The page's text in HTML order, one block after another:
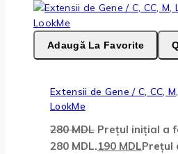
Adaugă La Favorite
Extensii de Gene / C, CC,
LookMe
280MDL Prețul inițial a
280 MDL.190 MDLPrețul